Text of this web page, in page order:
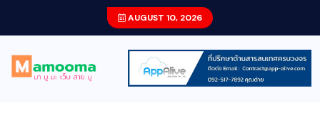
AUGUST 10, 2026